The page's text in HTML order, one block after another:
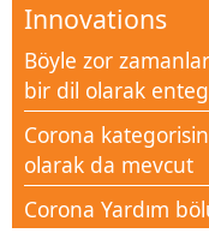
Innovations
Böyle zor
bir dil olarak
Corona
olarak da mevcut
Corona Yardım